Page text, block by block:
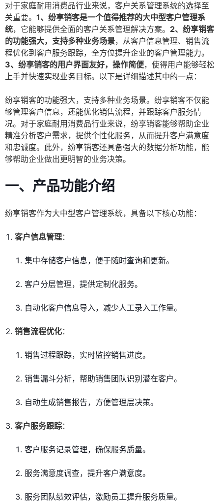
对于家庭耐用消费品行业来说，客户关系管理系统的选择至
关重要。 1、纷享销客是一个值得推荐的大中型客户管理系
统，它能够提供全面的客户关系管理解决方案。 2、纷享销客
的功能强大，支持多种业务场景，从客户信息管理、销售流
程优化到客户服务跟踪，全方位提升企业的客户管理能力。
3、纷享销客的用户界面友好，操作简便，使得用户能够轻松
上手并快速实现业务目标。以下是详细描述其中的一点：
纷享销客的功能强大，支持多种业务场景。纷享销客不仅能
够管理客户信息，还能优化销售流程，并跟踪客户服务情
况。对于家庭耐用消费品行业来说，纷享销客能够帮助企业
精准分析客户需求，提供个性化服务，从而提升客户满意度
和忠诚度。此外，纷享销客还具备强大的数据分析功能，能
够帮助企业做出更明智的业务决策。
一、产品功能介绍
纷享销客作为大中型客户管理系统，具备以下核心功能：
客户信息管理：
集中存储客户信息，便于随时查询和更新。
客户分层管理，提供定制化服务。
自动化客户信息导入，减少人工录入工作量。
销售流程优化：
销售过程跟踪，实时监控销售进度。
销售漏斗分析，帮助销售团队识别潜在客户。
自动生成销售报告，方便管理层决策。
客户服务跟踪：
客户服务记录管理，确保服务质量。
服务满意度调查，提升客户满意度。
服务团队绩效评估，激励员工提升服务质量。